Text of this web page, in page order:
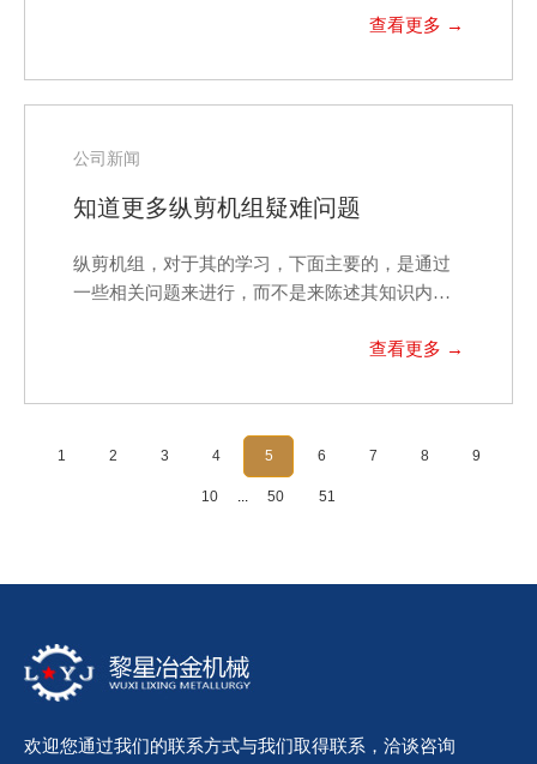
公司新闻
知道更多纵剪机组疑难问题
纵剪机组，对于其的学习，下面主要的，是通过
一些相关问题来进行，而不是来陈述其知识内
1 2 3 4 5 6 7 8 9
10 ... 50 51
欢迎您通过我们的联系方式与我们取得联系，洽谈咨询